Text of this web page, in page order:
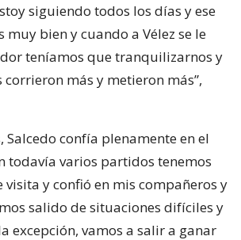
siguiendo todos los días y ese
bien y cuando a Vélez se le
teníamos que tranquilizarnos y
más y metieron más”,
Salcedo confía plenamente en el
todavía varios partidos tenemos
y confió en mis compañeros y
salido de situaciones difíciles y
excepción, vamos a salir a ganar